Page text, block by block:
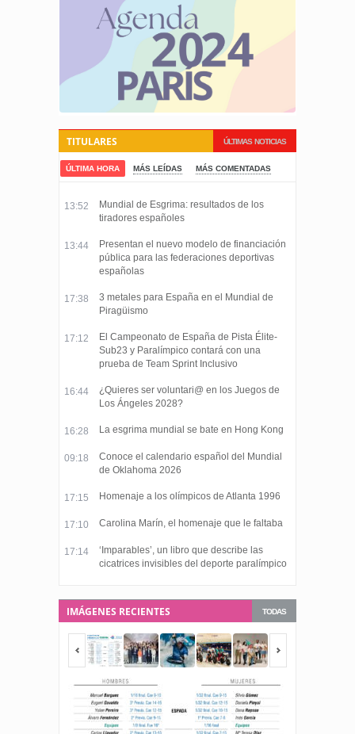
ÚLTIMAS NOTICIAS
TITULARES
ÚLTIMA HORA MÁS LEÍDAS MÁS COMENTADAS
13:52
Mundial de Esgrima: resultados de los
tiradores españoles
13:44
Presentan el nuevo modelo de financiación
pública para las federaciones deportivas
españolas
17:38
3 metales para España en el Mundial de
Piragüismo
17:12
El Campeonato de España de Pista Élite-
Sub23 y Paralímpico contará con una
prueba de Team Sprint Inclusivo
16:44
¿Quieres ser voluntari@ en los Juegos de
Los Ángeles 2028?
16:28 La esgrima mundial se bate en Hong Kong
09:18
Conoce el calendario español del Mundial
de Oklahoma 2026
17:15 Homenaje a los olímpicos de Atlanta 1996
17:10 Carolina Marín, el homenaje que le faltaba
17:14
‘Imparables’, un libro que describe las
cicatrices invisibles del deporte paralímpico
TODAS
IMÁGENES RECIENTES